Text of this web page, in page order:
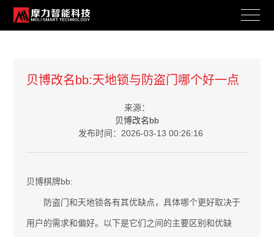
案例展示
BRAND ACTIVITY
贝博改名bb:天地锁与防盗门哪个好一点
来源：
贝博改名bb
发布时间：2026-03-13 00:26:16
贝博棋牌bb:
防盗门和天地锁各有其优缺点，具体哪个更好取决于
用户的需求和偏好。以下是它们之间的主要区别和优缺